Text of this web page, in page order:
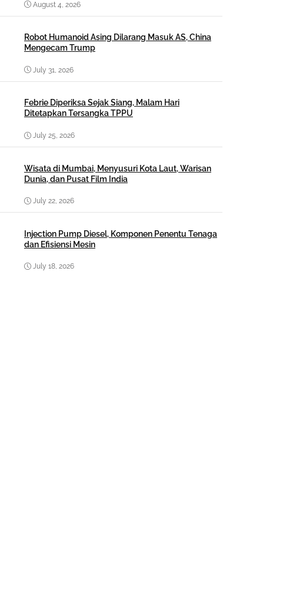
August 4, 2026
Robot Humanoid Asing Dilarang Masuk AS, China
Mengecam Trump
July 31, 2026
Febrie Diperiksa Sejak Siang, Malam Hari
Ditetapkan Tersangka TPPU
July 25, 2026
Wisata di Mumbai, Menyusuri Kota Laut, Warisan
Dunia, dan Pusat Film India
July 22, 2026
Injection Pump Diesel, Komponen Penentu Tenaga
dan Efisiensi Mesin
July 18, 2026